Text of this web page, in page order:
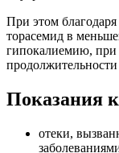
При этом
торасемид в
гипокалиемию, при
продолжительности
Показания
отеки,